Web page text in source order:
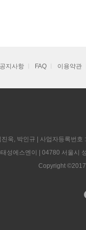
공지사항 FAQ 이용약관
진욱, 박인규 | 사업자등록번
성에스엔이 | 04780 서울시
Copyright